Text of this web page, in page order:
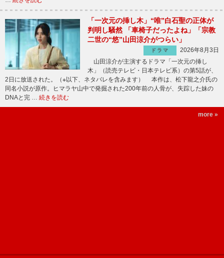
「一次元の挿し木」“唯”白石聖の正体が
判明し騒然 「車椅子だったよね」「宗教
二世の“悠”山田涼介がつらい」
ドラマ
2026年8月3日
山田涼介が主演するドラマ「一次元の挿し
木」（読売テレビ・日本テレビ系）の第5話が、
2日に放送された。（※以下、ネタバレを含みます） 本作は、松下龍之介氏の
同名小説が原作。ヒマラヤ山中で発掘された200年前の人骨が、失踪した妹の
DNAと完 … 続きを読む
more »